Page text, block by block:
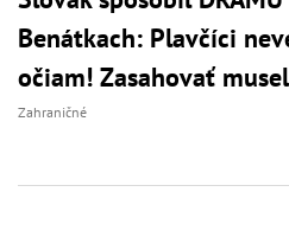
Benátkach: Plavčíci
očiam! Zasahovať
Zahraničné